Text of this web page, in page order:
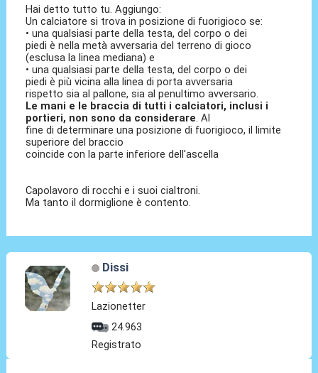
Hai detto tutto tu. Aggiungo:
Un calciatore si trova in posizione di fuorigioco se:
• una qualsiasi parte della testa, del corpo o dei
piedi è nella metà avversaria del terreno di gioco
(esclusa la linea mediana) e
• una qualsiasi parte della testa, del corpo o dei
piedi è più vicina alla linea di porta avversaria
rispetto sia al pallone, sia al penultimo avversario.
Le mani e le braccia di tutti i calciatori, inclusi i
portieri, non sono da considerare . Al
fine di determinare una posizione di fuorigioco, il limite
superiore del braccio
coincide con la parte inferiore dell'ascella
Capolavoro di rocchi e i suoi cialtroni.
Ma tanto il dormiglione è contento.
Dissi
Lazionetter
24.963
Registrato